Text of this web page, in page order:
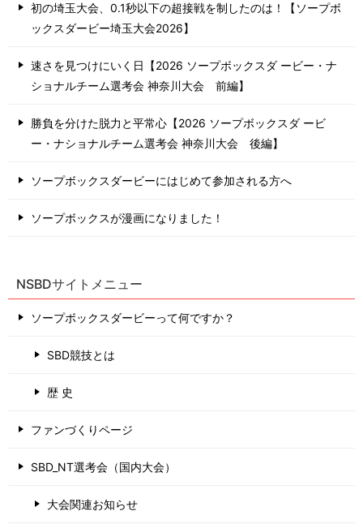
初の埼玉大会、0.1秒以下の超接戦を制したのは！【ソープボ
ックスダービー埼玉大会2026】
速さを見つけにいく日【2026 ソープボックスダ ービー・ナ
ショナルチーム選考会 神奈川⼤会 前編】
勝負を分けた脱力と平常心【2026 ソープボックスダ ービ
ー・ナショナルチーム選考会 神奈川⼤会 後編】
ソープボックスダービーにはじめて参加される方へ
ソープボックスが漫画になりました！
NSBDサイトメニュー
ソープボックスダービーって何ですか？
SBD競技とは
歴 史
ファンづくりページ
SBD_NT選考会（国内大会）
大会関連お知らせ